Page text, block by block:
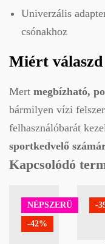
Univerzális
csónakhoz
Miért
Mert megbízható,
bármilyen vízi
felhasználóbarát
sportkedvelő
Kapcsolódó
NÉPSZERŰ
-42%
-